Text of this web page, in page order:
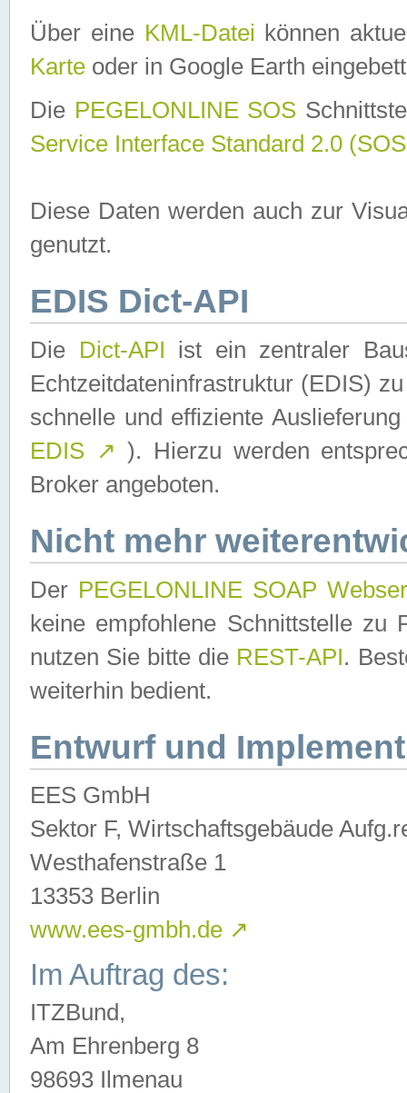
Über eine KML-Datei können
Karte oder in Google Earth
Die PEGELONLINE SOS
Service Interface Standard 2.0
Diese Daten werden auch zur
genutzt.
EDIS Dict-API
Die Dict-API ist ein zentraler
Echtzeitdateninfrastruktur (EDIS)
schnelle und effiziente
EDIS ↗ ). Hierzu werden
Broker angeboten.
Nicht mehr
Der PEGELONLINE SOAP
keine empfohlene Schnittstelle zu
nutzen Sie bitte die REST-API.
weiterhin bedient.
Entwurf und
EES GmbH
Sektor F, Wirtschaftsgebäude
Westhafenstraße 1
13353 Berlin
www.ees-gmbh.de ↗
Im Auftrag des:
ITZBund,
Am Ehrenberg 8
98693 Ilmenau